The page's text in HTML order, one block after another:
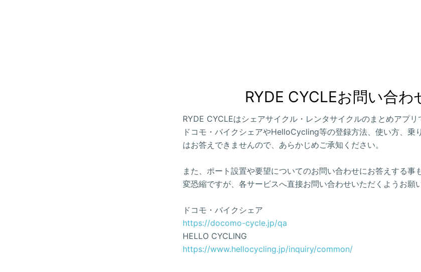
RYDE CYCLEお問い合わ
RYDE CYCLEはシェアサイクル・レンタサイクルのまとめアプリ
ドコモ・バイクシェアやHelloCycling等の登録方法、使い方、乗
はお答えできませんので、あらかじめご承知ください。
また、ポート設置や要望についてのお問い合わせにお答えする事
変恐縮ですが、各サービスへ直接お問い合わせいただくようお願
ドコモ・バイクシェア
https://docomo-cycle.jp/qa
HELLO CYCLING
https://www.hellocycling.jp/inquiry/common/